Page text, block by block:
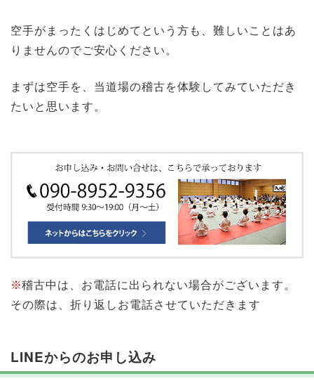
空手がまったくはじめてという方も、難しいことはあ
りませんのでご安心ください。
まずは空手を、当道場の稽古を体験してみていただき
たいと思います。
※稽古中は、お電話に出られない場合がございます。
その際は、折り返しお電話させていただきます
LINEからのお申し込み